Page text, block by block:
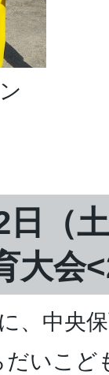
（
大会
、中央
いこど